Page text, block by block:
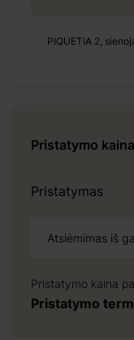
PIQUETIA 2,
Pristatymo kaina
Pristatymas
Atsiėmimas iš
Pristatymo kaina
Pristatymo
€